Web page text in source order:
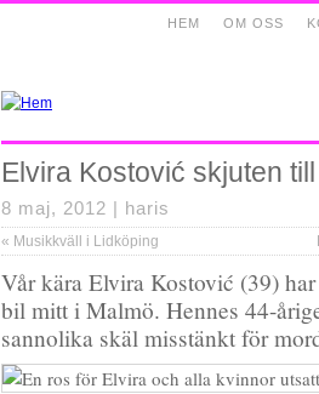
OM OSS
HEM
Elvira Kostović skjuten
8 maj, 2012 | haris
« Musikkväll i Lidköping
Vår kära Elvira Kostović (39)
bil mitt i Malmö. Hennes 44-
sannolika skäl misstänkt för